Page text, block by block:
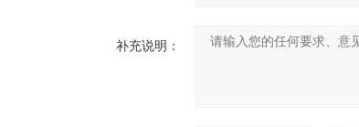
补充说明：